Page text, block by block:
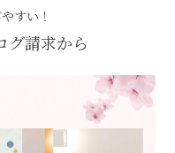
すい！
グ請求から